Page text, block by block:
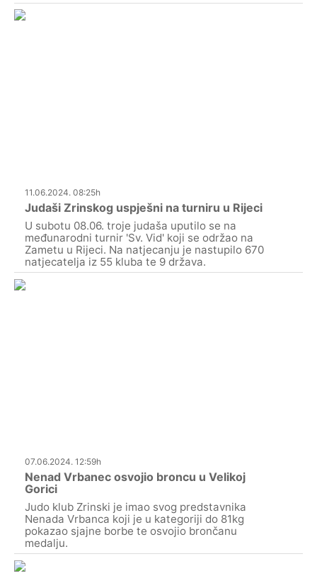
11.06.2024. 08:25h
Judaši Zrinskog uspješni na turniru u Rijeci
U subotu 08.06. troje judaša uputilo se na
međunarodni turnir 'Sv. Vid' koji se održao na
Zametu u Rijeci. Na natjecanju je nastupilo 670
natjecatelja iz 55 kluba te 9 država.
07.06.2024. 12:59h
Nenad Vrbanec osvojio broncu u Velikoj
Gorici
Judo klub Zrinski je imao svog predstavnika
Nenada Vrbanca koji je u kategoriji do 81kg
pokazao sjajne borbe te osvojio brončanu
medalju.